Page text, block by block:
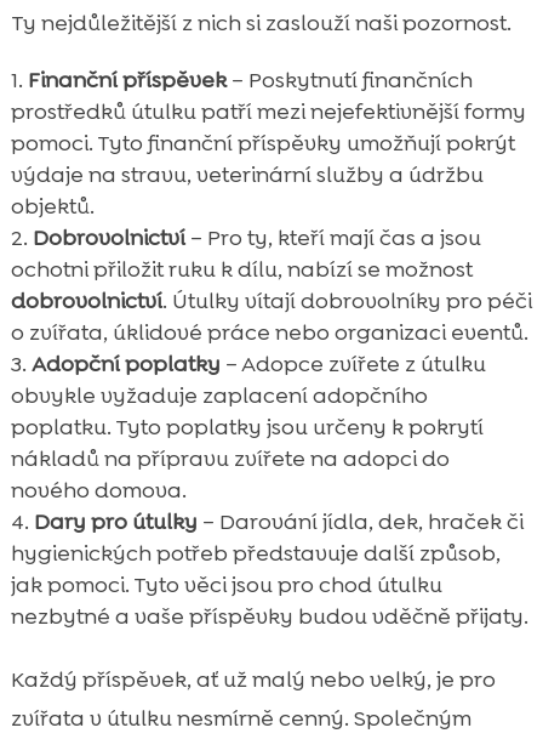
Ty nejdůležitější z nich si zaslouží naši pozornost.
Finanční příspěvek– Poskytnutí finančních
prostředků útulku patří mezi nejefektivnější formy
pomoci. Tyto finanční příspěvky umožňují pokrýt
výdaje na stravu, veterinární služby a údržbu
objektů.
Dobrovolnictví– Pro ty, kteří mají čas a jsou
ochotni přiložit ruku k dílu, nabízí se možnost
dobrovolnictví. Útulky vítají dobrovolníky pro péči
o zvířata, úklidové práce nebo organizaci eventů.
Adopční poplatky – Adopce zvířete z útulku
obvykle vyžaduje zaplacení adopčního
poplatku. Tyto poplatky jsou určeny k pokrytí
nákladů na přípravu zvířete na adopci do
nového domova.
Dary pro útulky – Darování jídla, dek, hraček či
hygienických potřeb představuje další způsob,
jak pomoci. Tyto věci jsou pro chod útulku
nezbytné a vaše příspěvky budou vděčně přijaty.
Každý příspěvek, ať už malý nebo velký, je pro
zvířata v útulku nesmírně cenný. Společným